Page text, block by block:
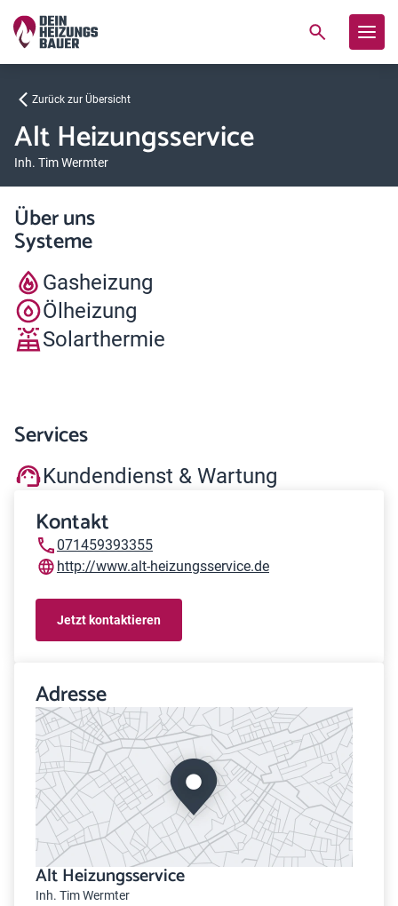
Zurück zur Übersicht
Alt Heizungsservice
Inh. Tim Wermter
Über uns
Systeme
Gasheizung
Ölheizung
Solarthermie
Services
Kundendienst & Wartung
Kontakt
071459393355
http://www.alt-heizungsservice.de
Jetzt kontaktieren
Adresse
Alt Heizungsservice
Inh. Tim Wermter